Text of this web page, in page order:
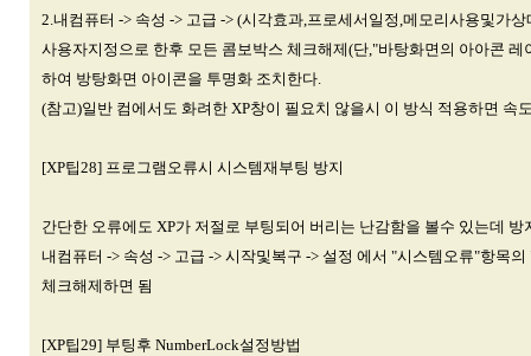
2.내컴퓨터 -> 속성 -> 고급 -> (시각효과,프로세서일정,메모리사용및가
사용자지정으로 한후 모든 콤보박스 체크해제(단,"바탕화면의 아아콘
하여 방탕화면 아이콘을 투명화 조치한다.
(참고)일반 컴에서도 화려한 XP창이 필요치 않을시 이 방식 적용하면 속
[XP팁28] 프로그램오류시 시스템재부팅 방지
간단한 오류에도 XP가 저절로 부팅되어 버리는 난감함을 볼수 있는데 방
내컴퓨터 -> 속성 -> 고급 -> 시작및복구 -> 설정 에서 "시스템오류"항목
체크해제하면 됨
[XP팁29] 부팅후 NumberLock설정방법